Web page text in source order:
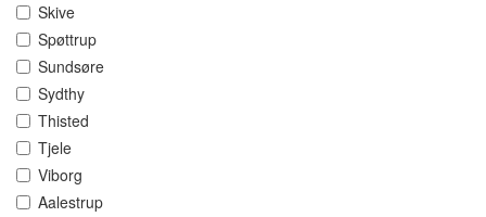
Skive
Spøttrup
Sundsøre
Sydthy
Thisted
Tjele
Viborg
Aalestrup